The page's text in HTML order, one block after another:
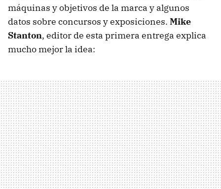
máquinas y objetivos de la marca y algunos
datos sobre concursos y exposiciones. Mike
Stanton, editor de esta primera entrega explica
mucho mejor la idea: